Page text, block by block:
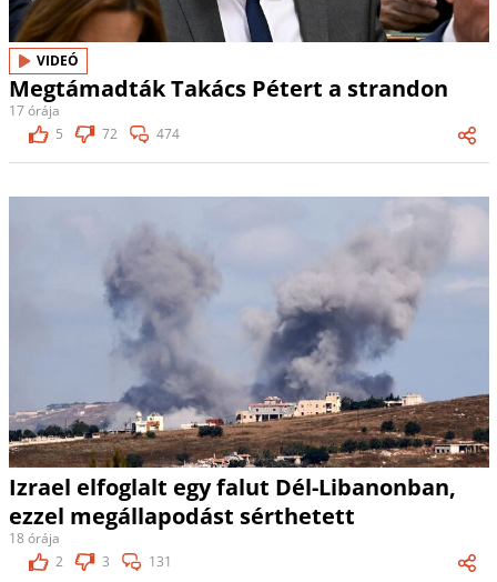
VIDEÓ
Megtámadták Takács Pétert a strandon
17 órája
5
72 474
Izrael elfoglalt egy falut Dél-Libanonban,
ezzel megállapodást sérthetett
18 órája
2
3 131